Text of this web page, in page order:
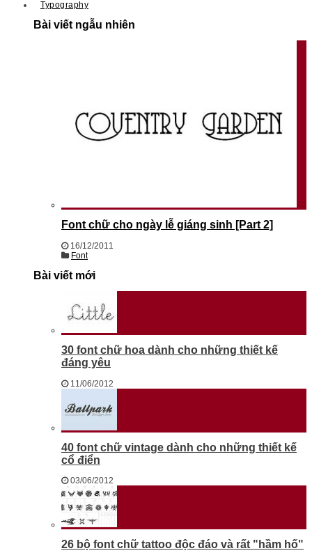
Typography
Bài viết ngẫu nhiên
Font chữ cho ngày lễ giáng sinh [Part 2]
16/12/2011
Font
Bài viết mới
30 font chữ hoa dành cho những thiết kế
đáng yêu
11/06/2012
40 font chữ vintage dành cho những thiết kế
cổ điển
03/06/2012
26 bộ font chữ tattoo độc đáo và rất "hầm hố"